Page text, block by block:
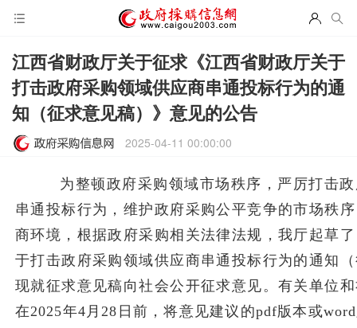
江西省财政厅关于征求《江西省财政厅关于
打击政府采购领域供应商串通投标行为的通
知（征求意见稿）》意见的公告
2025-04-11 00:00:00
为整顿政府采购领域市场秩序，严厉打击政
串通投标行为，维护政府采购公平竞争的市场秩
商环境，根据政府采购相关法律法规，我厅起草
于打击政府采购领域供应商串通投标行为的通知
现就征求意见稿向社会公开征求意见。有关单位
在2025年4月28日前，将意见建议的pdf版本或